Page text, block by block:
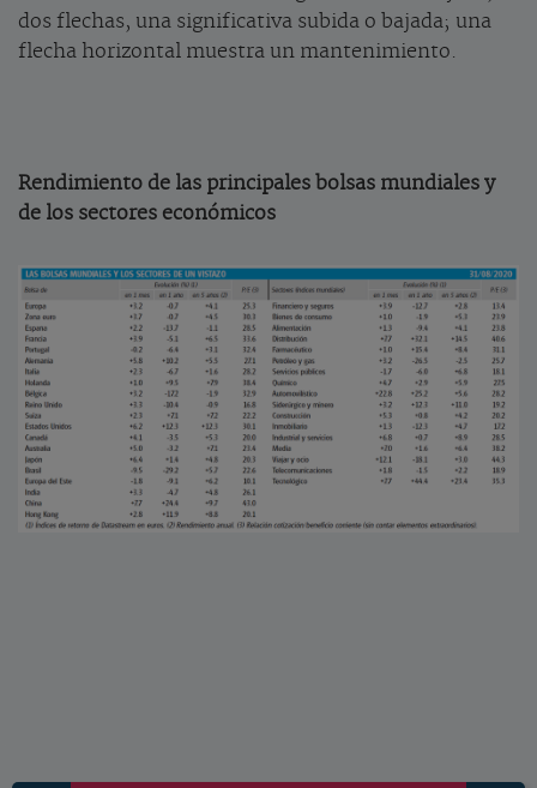
dos flechas, una significativa subida o bajada; una
flecha horizontal muestra un mantenimiento.
Rendimiento de las principales bolsas mundiales y
de los sectores económicos